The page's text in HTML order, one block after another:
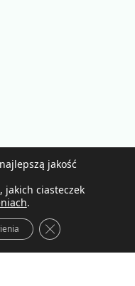
jakość
jakich ciasteczek
.
Zamknij Panel